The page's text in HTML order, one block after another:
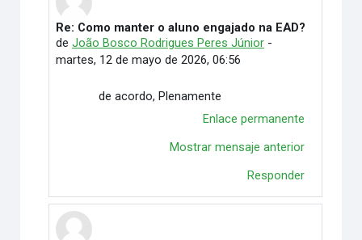
En respuesta a Vitória Duarte Wingert
Re: Como manter o aluno engajado na EAD?
de João Bosco Rodrigues Peres Júnior-
martes, 12 de mayo de 2026, 06:56
de acordo, Plenamente
Enlace permanente
Mostrar mensaje anterior
Responder